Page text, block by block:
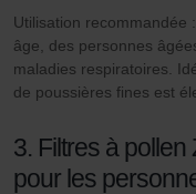
Utilisation recommandée
âge, des personnes
maladies respiratoires.
de poussières fines est
3. Filtres à
pour les